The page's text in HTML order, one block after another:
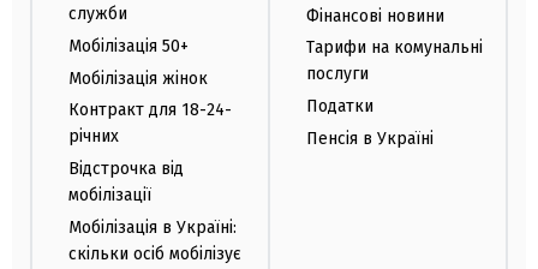
служби
Мобілізація 50+
Мобілізація жінок
Контракт для 18-24-
річних
Відстрочка від
мобілізації
Мобілізація в Україні:
скільки осіб мобілізує
Фінансові новини
Тарифи на комунальні
послуги
Податки
Пенсія в Україні